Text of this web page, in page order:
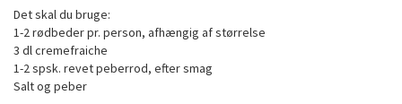
Det skal du bruge:
1-2 rødbeder pr. person, afhængig af størrelse
3 dl cremefraiche
1-2 spsk. revet peberrod, efter smag
Salt og peber